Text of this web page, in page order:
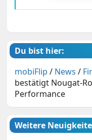
Du bist hier:
mobiFlip / News /
bestätigt Nougat-
Performance
Weitere